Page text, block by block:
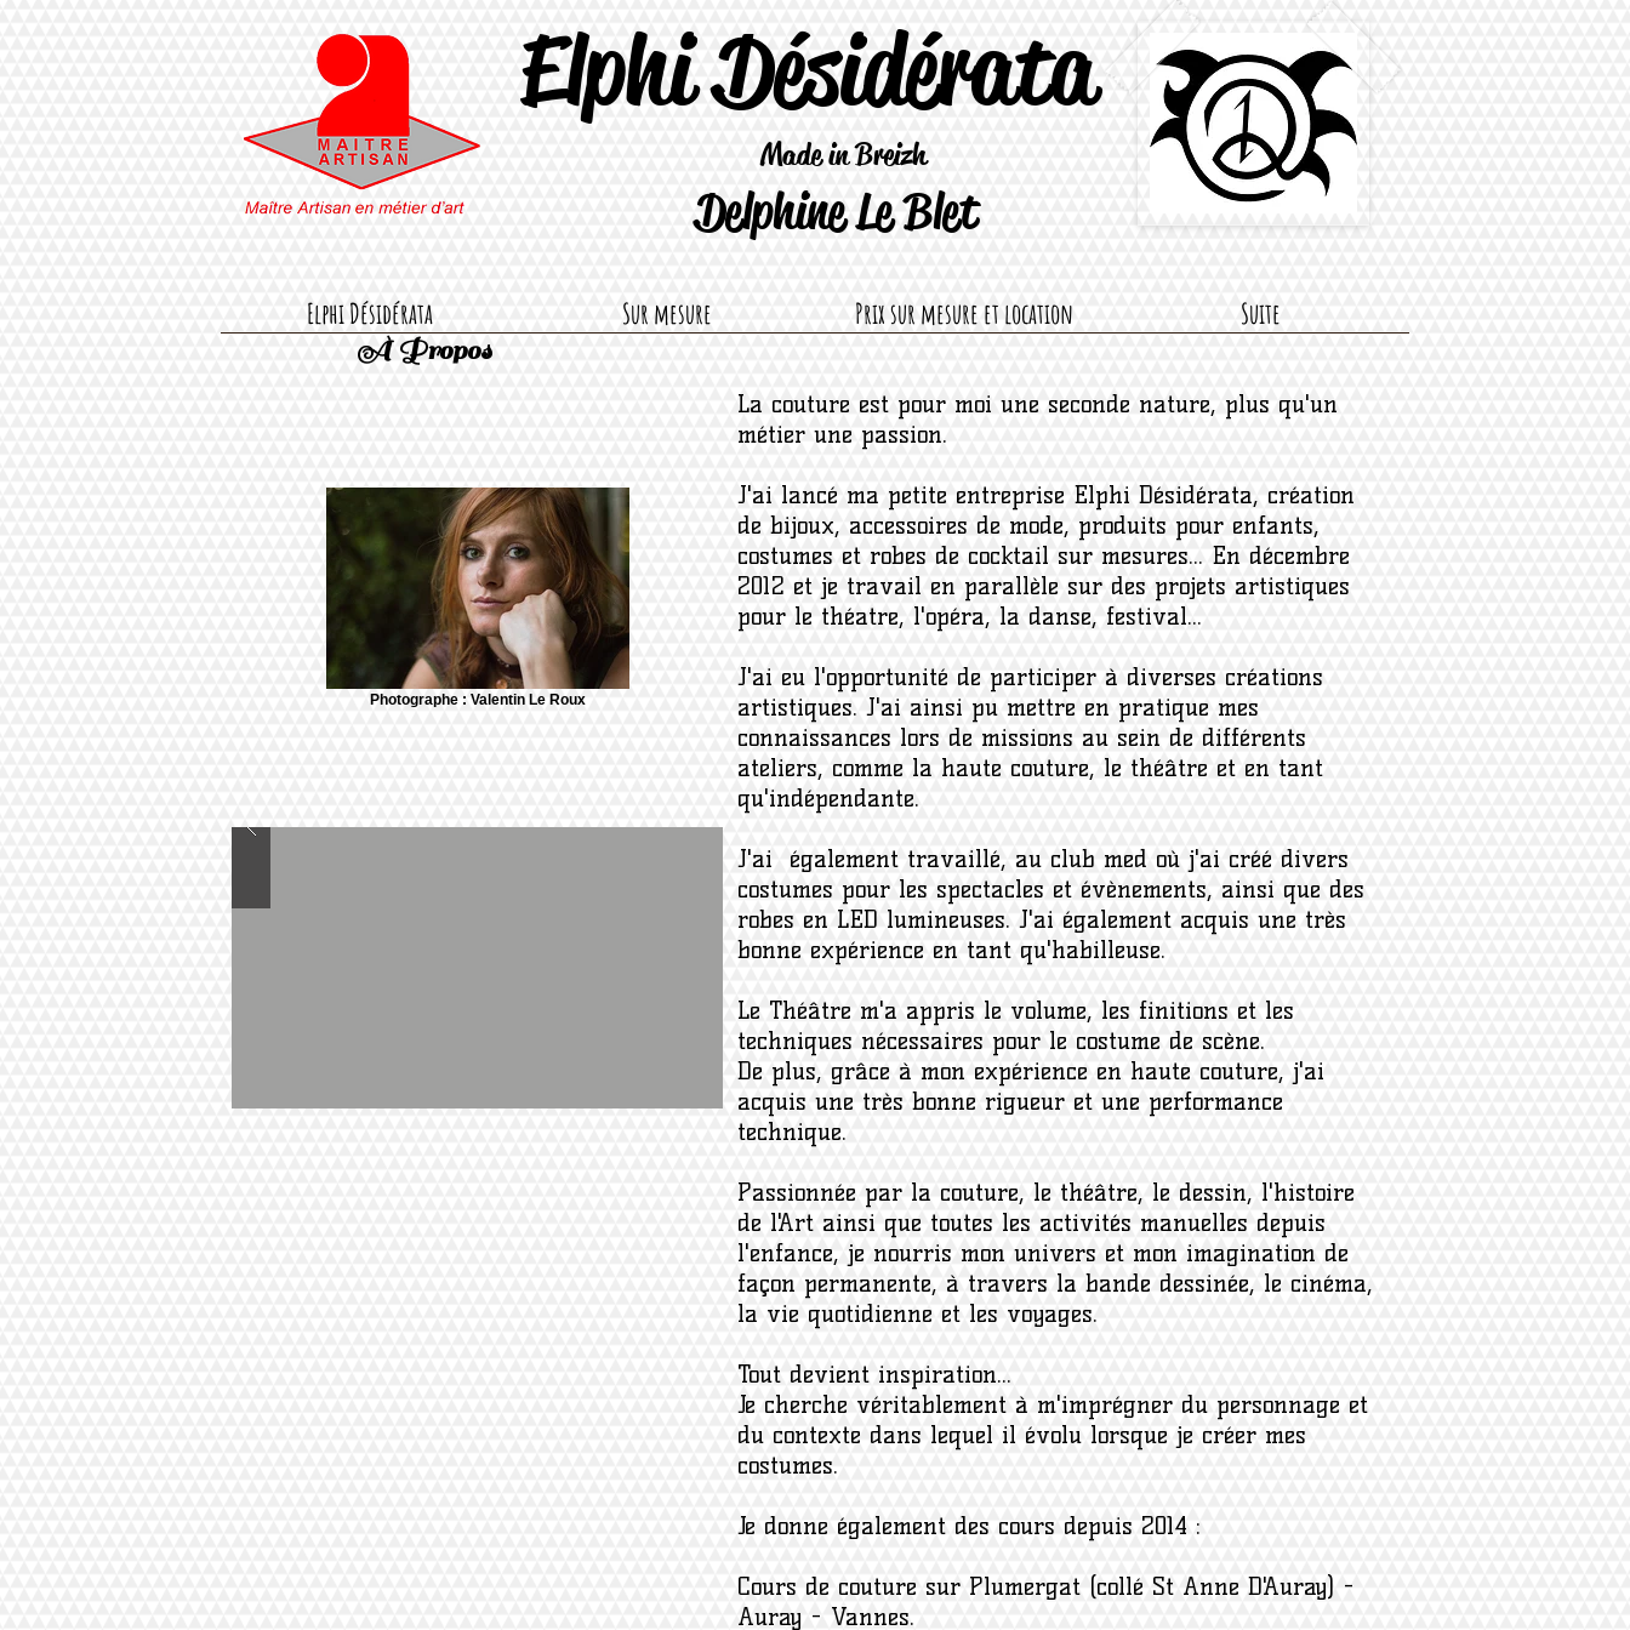
Elphi Désidérata
Made in Breizh
Delphine Le Blet
À Propos
Photographe : Valentin Le Roux
La couture est pour moi une seconde nature, plus qu'un
métier une passion.
J'ai lancé ma petite entreprise Elphi Désidérata, création
de bijoux, accessoires de mode, produits pour enfants,
costumes et robes de cocktail sur mesures... En décembre
2012 et je travail en parallèle sur des projets artistiques
pour le théatre, l'opéra, la danse, festival...
J'ai eu l'opportunité de participer à diverses créations
artistiques. J'ai ainsi pu mettre en pratique mes
connaissances lors de missions au sein de différents
ateliers, comme la haute couture, le théâtre et en tant
qu'indépendante.
J'ai également travaillé, au club med où j'ai créé divers
costumes pour les spectacles et évènements, ainsi que des
robes en LED lumineuses. J'ai également acquis une très
bonne expérience en tant qu'habilleuse.
Le Théâtre m'a appris le volume, les finitions et les
techniques nécessaires pour le costume de scène.
De plus, grâce à mon expérience en haute couture, j'ai
acquis une très bonne rigueur et une performance
technique.
Passionnée par la couture, le théâtre, le dessin, l'histoire
de l'Art ainsi que toutes les activités manuelles depuis
l'enfance, je nourris mon univers et mon imagination de
façon permanente, à travers la bande dessinée, le cinéma,
la vie quotidienne et les voyages.
Tout devient inspiration...
Je cherche véritablement à m'imprégner du personnage et
du contexte dans lequel il évolu lorsque je créer mes
costumes.
Je donne également des cours depuis 2014 :
Cours de couture sur Plumergat (collé St Anne D'Auray) -
Auray - Vannes.
Elphi Désidérata Sur mesure Prix sur mesure et location Suite